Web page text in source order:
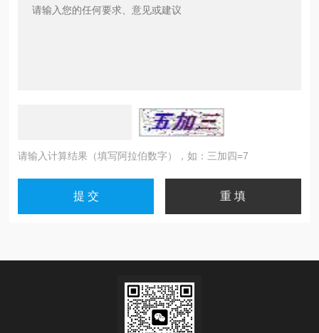
请输入计算结果（填写阿拉伯数字），如：三加四=7